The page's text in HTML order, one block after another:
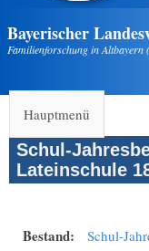
Bayerischer
Familienforschung in Altbayern
Hauptmenü
Schul-
Lateinschule
Bestand: Schul-